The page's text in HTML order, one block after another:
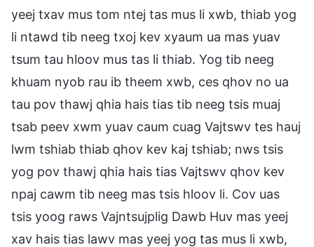
yeej txav mus tom ntej tas mus li xwb, thiab yog
li ntawd tib neeg txoj kev xyaum ua mas yuav
tsum tau hloov mus tas li thiab. Yog tib neeg
khuam nyob rau ib theem xwb, ces qhov no ua
tau pov thawj qhia hais tias tib neeg tsis muaj
tsab peev xwm yuav caum cuag Vajtswv tes hauj
lwm tshiab thiab qhov kev kaj tshiab; nws tsis
yog pov thawj qhia hais tias Vajtswv qhov kev
npaj cawm tib neeg mas tsis hloov li. Cov uas
tsis yoog raws Vajntsujplig Dawb Huv mas yeej
xav hais tias lawv mas yeej yog tas mus li xwb,